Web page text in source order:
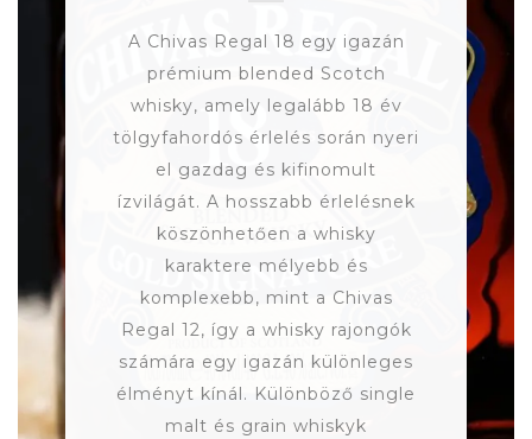
A Chivas Regal 18 egy igazán
prémium blended Scotch
whisky, amely legalább 18 év
tölgyfahordós érlelés során nyeri
el gazdag és kifinomult
ízvilágát. A hosszabb érlelésnek
köszönhetően a whisky
karaktere mélyebb és
komplexebb, mint a Chivas
Regal 12, így a whisky rajongók
számára egy igazán különleges
élményt kínál. Különböző single
malt és grain whiskyk